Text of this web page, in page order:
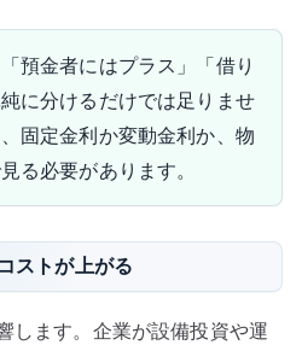
預金者にはプラス」「借り
に分けるだけでは足りませ
固定金利か変動金利か、物
る必要があります。
ストが上がる
します。企業が設備投資や運